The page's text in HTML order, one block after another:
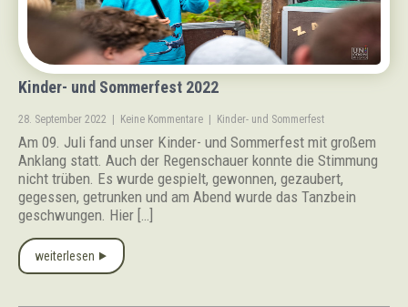
Kinder- und Sommerfest 2022
28. September 2022 Keine Kommentare Kinder- und Sommerfest
Am 09. Juli fand unser Kinder- und Sommerfest mit großem
Anklang statt. Auch der Regenschauer konnte die Stimmung
nicht trüben. Es wurde gespielt, gewonnen, gezaubert,
gegessen, getrunken und am Abend wurde das Tanzbein
geschwungen. Hier […]
weiterlesen ⯈